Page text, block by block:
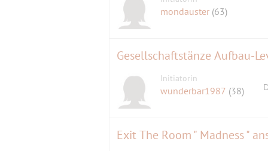
mondauster (63)
Gesellschaftstänze Aufbau-
Initiatorin
wunderbar1987 (38)
Exit The Room " Madness "